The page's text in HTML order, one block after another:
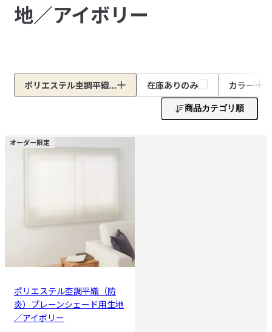
ア
地／アイボリー
ポリエステル杢調平織... 在庫ありのみ カラー
商品カテゴリ順
オーダー限定
ポリエステル杢調平織（防
炎）プレーンシェード用生地
／アイボリー